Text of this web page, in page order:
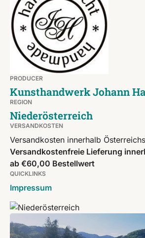
PRODUCER
Kunsthandwerk Johann
REGION
Niederösterreich
VERSANDKOSTEN
Versandkosten innerhalb
Versandkostenfreie Lieferung
ab €60,00 Bestellwert
QUICKLINKS
Impressum